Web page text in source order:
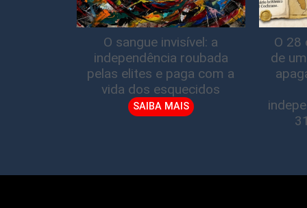
O sangue invisível: a
independência roubada
pelas elites e paga com a
vida dos esquecidos
SAIBA MAIS
O 28
de